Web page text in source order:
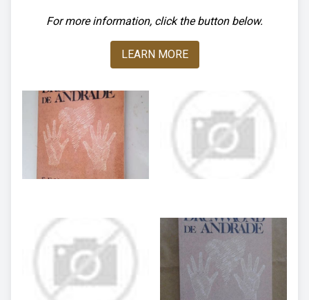
For more information, click the button below.
LEARN MORE